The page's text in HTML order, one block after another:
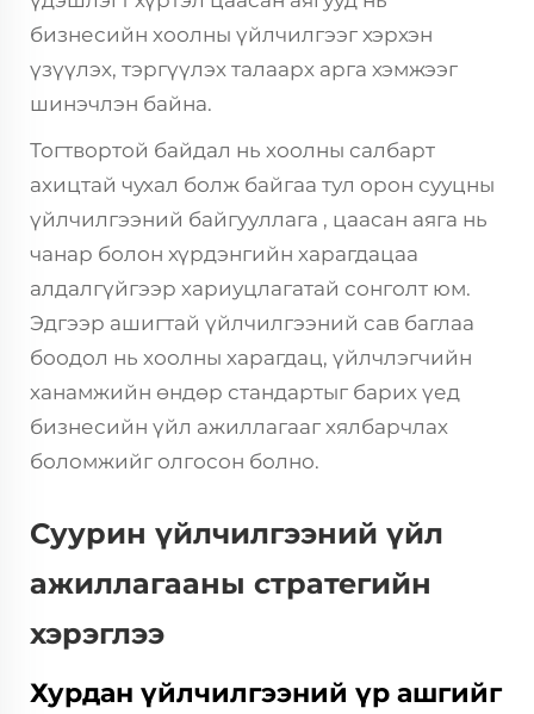
бизнесийн хоолны үйлчилгээг хэрхэн
үзүүлэх, тэргүүлэх талаарх арга хэмжээг
шинэчлэн байна.
Тогтвортой байдал нь хоолны салбарт
ахицтай чухал болж байгаа тул орон сууцны
үйлчилгээний байгууллага , цаасан аяга нь
чанар болон хүрдэнгийн харагдацаа
алдалгүйгээр хариуцлагатай сонголт юм.
Эдгээр ашигтай үйлчилгээний сав баглаа
боодол нь хоолны харагдац, үйлчлэгчийн
ханамжийн өндөр стандартыг барих үед
бизнесийн үйл ажиллагааг хялбарчлах
боломжийг олгосон болно.
Суурин үйлчилгээний үйл
ажиллагааны стратегийн
хэрэглээ
Хурдан үйлчилгээний үр ашгийг